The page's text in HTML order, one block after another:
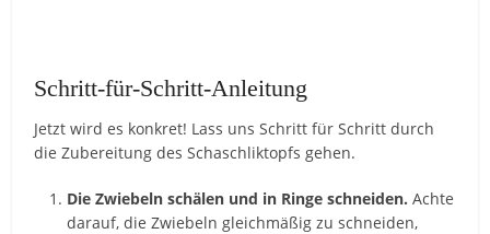
Schritt-für-Schritt-Anleitung
Jetzt wird es konkret! Lass uns Schritt für Schritt durch
die Zubereitung des Schaschliktopfs gehen.
Die Zwiebeln schälen und in Ringe schneiden. Achte
darauf, die Zwiebeln gleichmäßig zu schneiden,